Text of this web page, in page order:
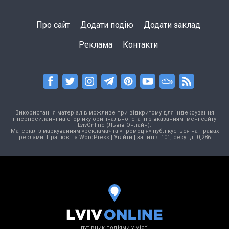
Про сайт Додати подію Додати заклад
Реклама Контакти
Використання матеріалів можливе при відкритому для індексування
гіперпосиланні на сторінку оригінальної статті з вказанням імені сайту
LvivOnline (Львів Онлайн).
Матеріал з маркуванням «реклама» та «промоція» публікується на правах
реклами. Працює на WordPress| Увійти | запитів: 101, секунд: 0,286